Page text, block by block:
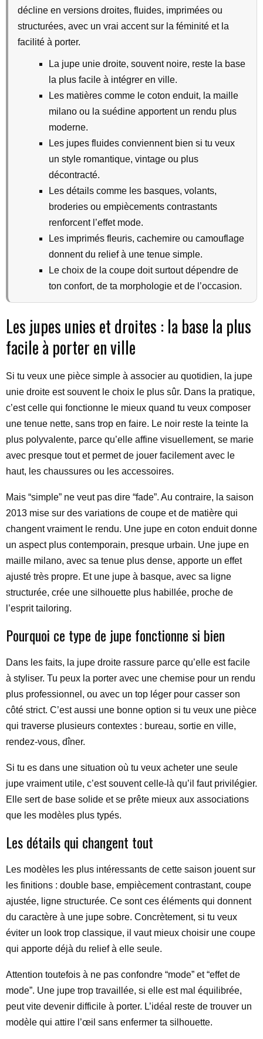
décline en versions droites, fluides, imprimées ou
structurées, avec un vrai accent sur la féminité et la
facilité à porter.
La jupe unie droite, souvent noire, reste la base
la plus facile à intégrer en ville.
Les matières comme le coton enduit, la maille
milano ou la suédine apportent un rendu plus
moderne.
Les jupes fluides conviennent bien si tu veux
un style romantique, vintage ou plus
décontracté.
Les détails comme les basques, volants,
broderies ou empiècements contrastants
renforcent l’effet mode.
Les imprimés fleuris, cachemire ou camouflage
donnent du relief à une tenue simple.
Le choix de la coupe doit surtout dépendre de
ton confort, de ta morphologie et de l’occasion.
Les jupes unies et droites : la base la plus
facile à porter en ville
Si tu veux une pièce simple à associer au quotidien, la jupe
unie droite est souvent le choix le plus sûr. Dans la pratique,
c’est celle qui fonctionne le mieux quand tu veux composer
une tenue nette, sans trop en faire. Le noir reste la teinte la
plus polyvalente, parce qu’elle affine visuellement, se marie
avec presque tout et permet de jouer facilement avec le
haut, les chaussures ou les accessoires.
Mais “simple” ne veut pas dire “fade”. Au contraire, la saison
2013 mise sur des variations de coupe et de matière qui
changent vraiment le rendu. Une jupe en coton enduit donne
un aspect plus contemporain, presque urbain. Une jupe en
maille milano, avec sa tenue plus dense, apporte un effet
ajusté très propre. Et une jupe à basque, avec sa ligne
structurée, crée une silhouette plus habillée, proche de
l’esprit tailoring.
Pourquoi ce type de jupe fonctionne si bien
Dans les faits, la jupe droite rassure parce qu’elle est facile
à styliser. Tu peux la porter avec une chemise pour un rendu
plus professionnel, ou avec un top léger pour casser son
côté strict. C’est aussi une bonne option si tu veux une pièce
qui traverse plusieurs contextes : bureau, sortie en ville,
rendez-vous, dîner.
Si tu es dans une situation où tu veux acheter une seule
jupe vraiment utile, c’est souvent celle-là qu’il faut privilégier.
Elle sert de base solide et se prête mieux aux associations
que les modèles plus typés.
Les détails qui changent tout
Les modèles les plus intéressants de cette saison jouent sur
les finitions : double base, empiècement contrastant, coupe
ajustée, ligne structurée. Ce sont ces éléments qui donnent
du caractère à une jupe sobre. Concrètement, si tu veux
éviter un look trop classique, il vaut mieux choisir une coupe
qui apporte déjà du relief à elle seule.
Attention toutefois à ne pas confondre “mode” et “effet de
mode”. Une jupe trop travaillée, si elle est mal équilibrée,
peut vite devenir difficile à porter. L’idéal reste de trouver un
modèle qui attire l’œil sans enfermer ta silhouette.